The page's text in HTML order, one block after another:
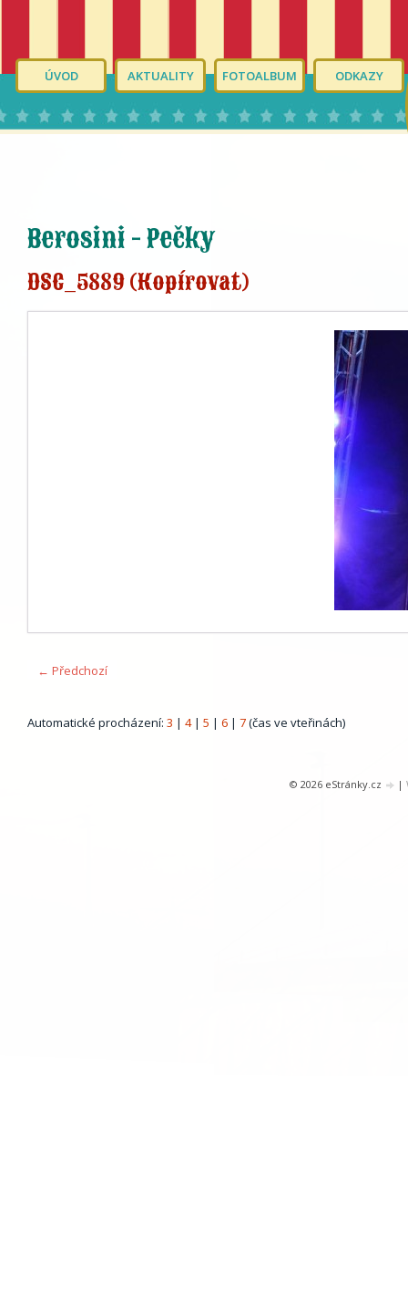
ÚVOD AKTUALITY FOTOALBUM ODKAZY
Berosini - Pečky
DSC_5889 (Kopírovat)
← Předchozí
Automatické procházení: 3 | 4| 5 | 6 | 7(čas ve vteřinách)
© 2026 eStránky.cz |